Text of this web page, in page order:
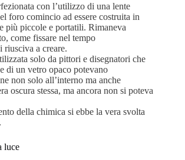
con l’utilizzo di una lente
foro comincio ad essere costruita in
più piccole e portatili. Rimaneva
come fissare nel tempo
riusciva a creare.
solo da pittori e disegnatori che
di un vetro opaco potevano
non solo all’interno ma anche
oscura stessa, ma ancora non si poteva
della chimica si ebbe la vera svolta
luce